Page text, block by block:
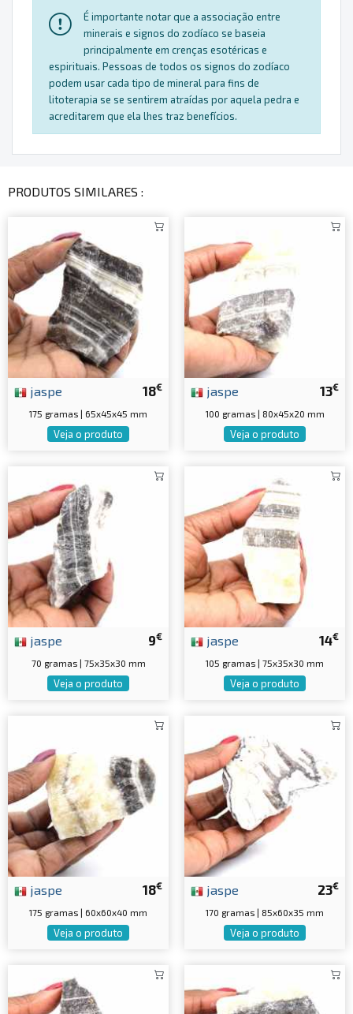
É importante notar que a associação entre
minerais e signos do zodíaco se baseia
principalmente em crenças esotéricas e
espirituais. Pessoas de todos os signos do zodíaco
podem usar cada tipo de mineral para fins de
litoterapia se se sentirem atraídas por aquela pedra e
acreditarem que ela lhes traz benefícios.
PRODUTOS SIMILARES :
18€
jaspe
175 gramas | 65x45x45 mm
Veja o produto
13€
jaspe
100 gramas | 80x45x20 mm
Veja o produto
9€
jaspe
70 gramas | 75x35x30 mm
Veja o produto
14€
jaspe
105 gramas | 75x35x30 mm
Veja o produto
18€
jaspe
175 gramas | 60x60x40 mm
Veja o produto
23€
jaspe
170 gramas | 85x60x35 mm
Veja o produto